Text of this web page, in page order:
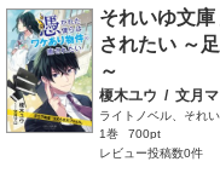
それいゆ文
されたい ～
～
榎木ユウ / 文月
ライトノベル、それ
1巻
700pt
レビュー投稿数0件